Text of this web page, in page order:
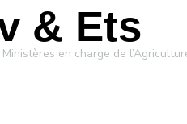
& Ets
en charge de